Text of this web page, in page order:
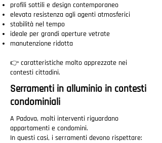
profili sottili e design contemporaneo
elevata resistenza agli agenti atmosferici
stabilità nel tempo
ideale per grandi aperture vetrate
manutenzione ridotta
👉 caratteristiche molto apprezzate nei
contesti cittadini.
Serramenti in alluminio in contesti
condominiali
A Padova, molti interventi riguardano
appartamenti e condomini.
In questi casi, i serramenti devono rispettare: